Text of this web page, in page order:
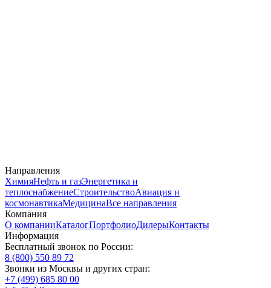
Направления
ХимияНефть и газЭнергетика и
теплоснабжениеСтроительствоАвиация и
космонавтикаМедицинаВсе направления
Компания
О компанииКаталогПортфолиоДилерыКонтакты
Информация
Бесплатный звонок по России:
8 (800) 550 89 72
Звонки из Москвы и других стран:
+7 (499) 685 80 00